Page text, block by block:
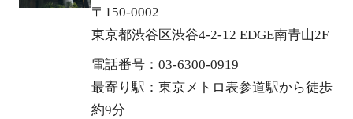
〒150-0002
東京都渋谷区渋谷4-2-12 EDGE南青山2F
電話番号：03-6300-0919
最寄り駅：東京メトロ表参道駅から徒歩
約9分